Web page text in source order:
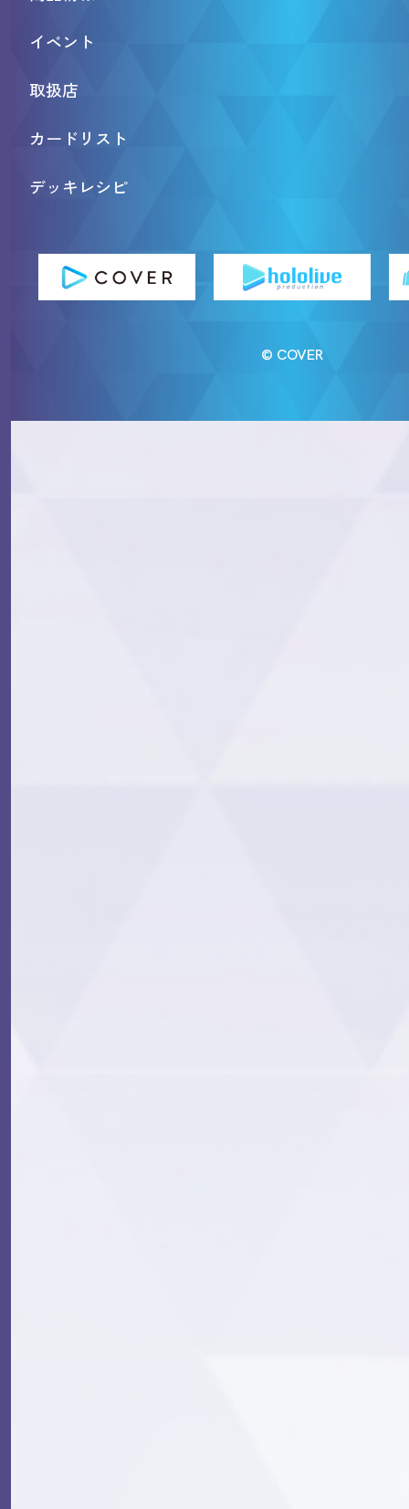
イベント
取扱店
カードリスト
デッキレシピ
© COVER